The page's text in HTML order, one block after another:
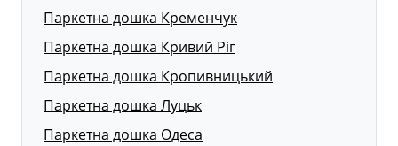
Паркетна дошка Кременчук
Паркетна дошка Кривий Ріг
Паркетна дошка Кропивницький
Паркетна дошка Луцьк
Паркетна дошка Одеса